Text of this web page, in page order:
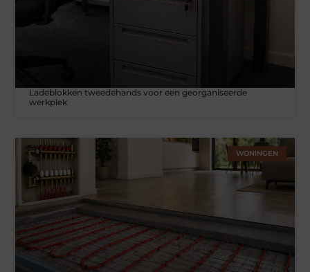
Ladeblokken tweedehands voor een georganiseerde
werkplek
WONINGEN